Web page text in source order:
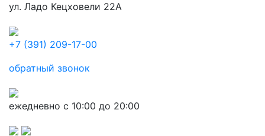
ул. Ладо Кецховели 22А
+7 (391) 209-17-00
обратный звонок
ежедневно с 10:00 до 20:00